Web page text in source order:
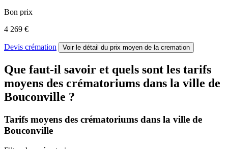
Bon prix
4 269 €
Devis crémation Voir le détail du prix moyen de la cremation
Que faut-il savoir et quels sont les tarifs
moyens des crématoriums dans la ville de
Bouconville ?
Tarifs moyens des crématoriums dans la ville de
Bouconville